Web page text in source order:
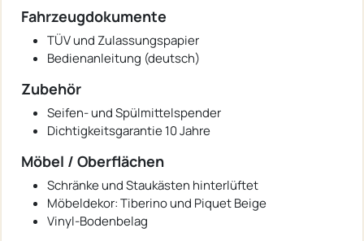
Fahrzeugdokumente
TÜV und Zulassungspapier
Bedienanleitung (deutsch)
Zubehör
Seifen- und Spülmittelspender
Dichtigkeitsgarantie 10 Jahre
Möbel / Oberflächen
Schränke und Staukästen hinterlüftet
Möbeldekor: Tiberino und Piquet Beige
Vinyl-Bodenbelag